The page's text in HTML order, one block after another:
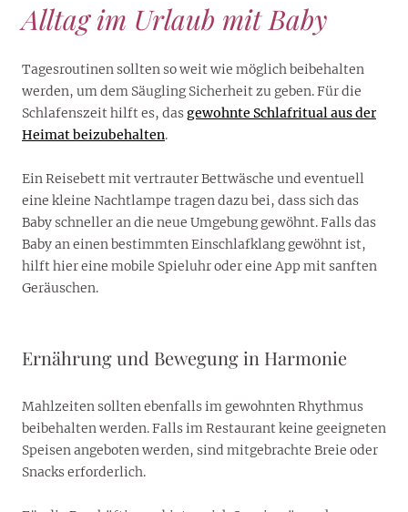
Alltag im Urlaub mit Baby
Tagesroutinen sollten so weit wie möglich beibehalten
werden, um dem Säugling Sicherheit zu geben. Für die
Schlafenszeit hilft es, dasgewohnte Schlafritual aus der
Heimat beizubehalten.
Ein Reisebett mit vertrauter Bettwäsche und eventuell
eine kleine Nachtlampe tragen dazu bei, dass sich das
Baby schneller an die neue Umgebung gewöhnt. Falls das
Baby an einen bestimmten Einschlafklang gewöhnt ist,
hilft hier eine mobile Spieluhr oder eine App mit sanften
Geräuschen.
Ernährung und Bewegung in Harmonie
Mahlzeiten sollten ebenfalls im gewohnten Rhythmus
beibehalten werden. Falls im Restaurant keine geeigneten
Speisen angeboten werden, sind mitgebrachte Breie oder
Snacks erforderlich.